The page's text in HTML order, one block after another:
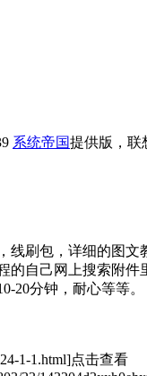
系统帝国提供版，联
线刷包，详细的图文
自己网上搜索附件
20分钟，耐心等等。
1-1.html]点击查看